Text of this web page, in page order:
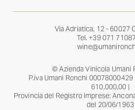
Via Adriatica, 12 - 60027
Tel. +39 071
© Azienda Vinicola Umani
P.iva Umani Ronchi 00078000429
610.000,00 |
Provincia del Registro Imprese:
del 20/06/1963